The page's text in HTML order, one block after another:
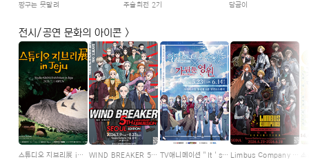
짱구는 못말려 주술회전 2기 담곰이
전시/공연 문화의 아이콘 >
스튜디오 지브리展 in Jeju WIND BREAKER 5th ANNIVERSARY EXHIBITION TV애니메이션＂It＇s MyGO!!!!! X Ave Mujica＂합동기획전 Limbus Company -지옥편- EXHIBITION